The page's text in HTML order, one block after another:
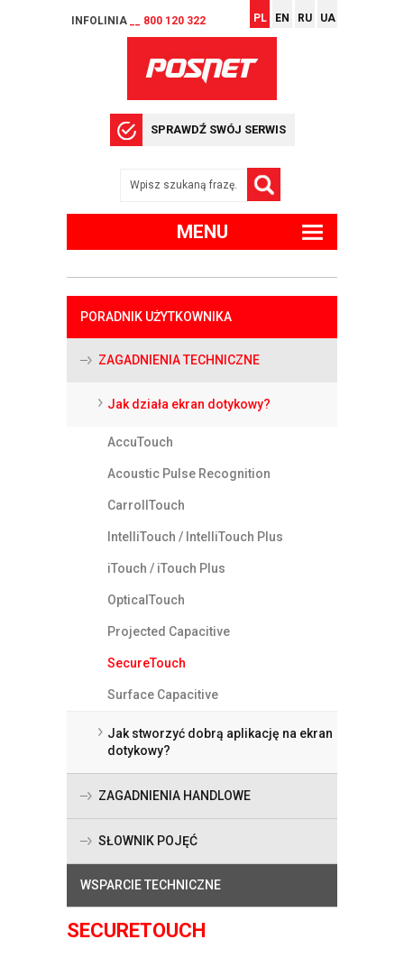
INFOLINIA __ 800 120 322 PL EN RU UA
SPRAWDŹ SWÓJ SERWIS
MENU
PORADNIK UŻYTKOWNIKA
ZAGADNIENIA TECHNICZNE
Jak działa ekran dotykowy?
AccuTouch
Acoustic Pulse Recognition
CarrollTouch
IntelliTouch / IntelliTouch Plus
iTouch / iTouch Plus
OpticalTouch
Projected Capacitive
SecureTouch
Surface Capacitive
Jak stworzyć dobrą aplikację na ekran
dotykowy?
ZAGADNIENIA HANDLOWE
SŁOWNIK POJĘĆ
WSPARCIE TECHNICZNE
SECURETOUCH